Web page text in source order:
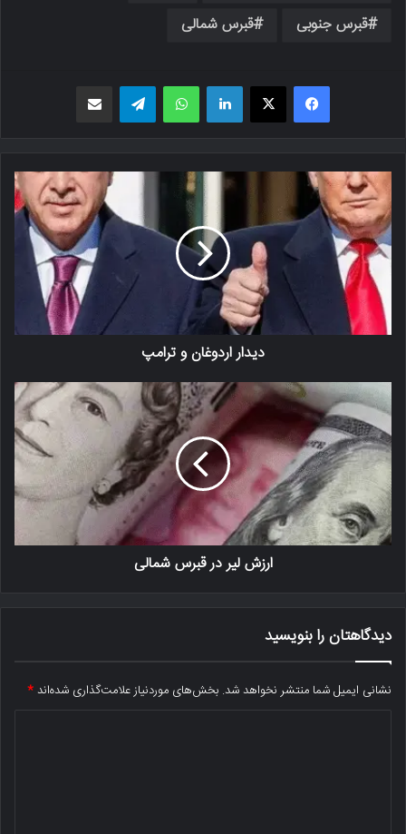
قبرس جنوبی
قبرس شمالی
فیسبوک X لینکدین واتس اپ
دیدار اردوغان و ترامپ
ارزش لیر در قبرس شمالی
دیدگاهتان را بنویسید
نشانی ایمیل شما منتشر نخواهد شد. بخش‌های موردنیاز علامت‌گذاری شده‌اند*